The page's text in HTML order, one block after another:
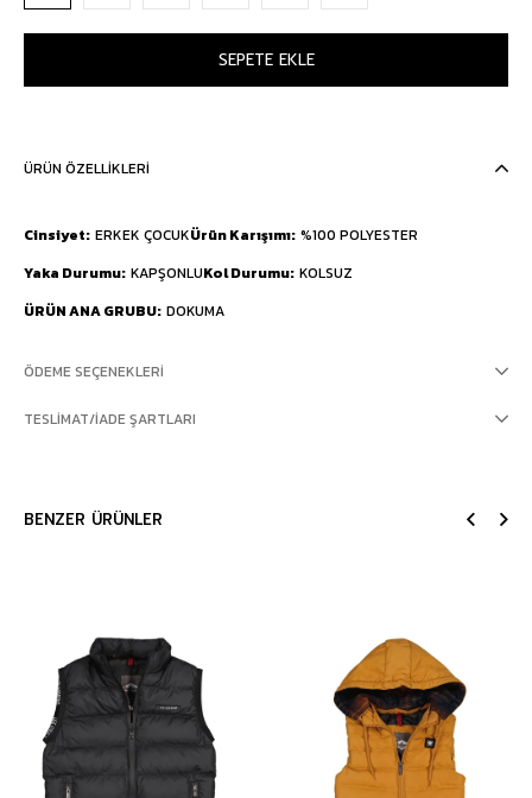
ÜRÜN ÖZELLIKLERI
Cinsiyet ERKEK ÇOCUKÜrün Karışımı %100 POLYESTER
Yaka Durumu KAPŞONLUKol Durumu KOLSUZ
ÜRÜN ANA GRUBU DOKUMA
ÖDEME SEÇENEKLERI
TESLIMAT/İADE ŞARTLARI
BENZER ÜRÜNLER